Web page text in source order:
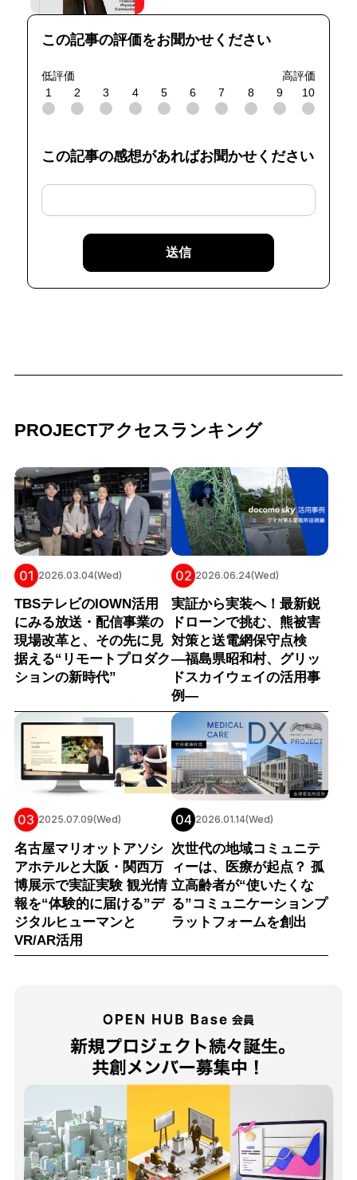
この記事の評価をお聞かせください
低評価
高評価
1
2 3 4 5 6 7 8 9 10
この記事の感想があればお聞かせください
送信
PROJECTアクセスランキング
01 2026.03.04(Wed)
TBSテレビのIOWN活用
にみる放送・配信事業の
現場改革と、その先に見
据える“リモートプロダク
ションの新時代”
02 2026.06.24(Wed)
実証から実装へ！最新鋭
ドローンで挑む、熊被害
対策と送電網保守点検
―福島県昭和村、グリッ
ドスカイウェイの活用事
例―
03 2025.07.09(Wed)
名古屋マリオットアソシ
アホテルと大阪・関西万
博展示で実証実験 観光情
報を“体験的に届ける”デ
ジタルヒューマンと
VR/AR活用
04 2026.01.14(Wed)
次世代の地域コミュニテ
ィーは、医療が起点？ 孤
立高齢者が“使いたくな
る”コミュニケーションプ
ラットフォームを創出